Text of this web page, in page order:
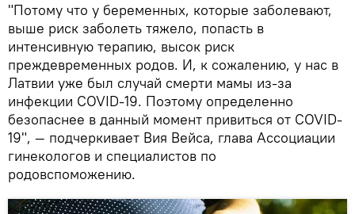
"Потому что у беременных, которые заболевают,
выше риск заболеть тяжело, попасть в
интенсивную терапию, высок риск
преждевременных родов. И, к сожалению, у нас в
Латвии уже был случай смерти мамы из-за
инфекции COVID-19. Поэтому определенно
безопаснее в данный момент привиться от COVID-
19", — подчеркивает Вия Вейса, глава Ассоциации
гинекологов и специалистов по
родовспоможению.